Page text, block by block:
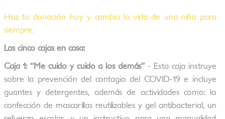
Haz tu donación hoy y cambia la vida de una niña para
siempre.
Las cinco cajas en casa:
Caja 1: “Me cuido y cuido a los demás” - Esta caja instruye
sobre la prevención del contagio del COVID-19 e incluye
guantes y detergentes, además de actividades como: la
confección de mascarillas reutilizables y gel antibacterial, un